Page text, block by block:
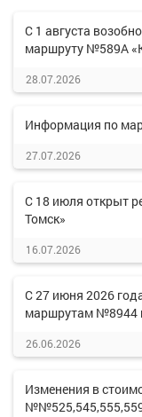
С 1 августа
маршруту №589А
28.07.2026
Информация по
27.07.2026
С 18 июля открыт
Томск»
16.07.2026
С 27 июня 2026
маршрутам №8944
26.06.2026
Изменения в